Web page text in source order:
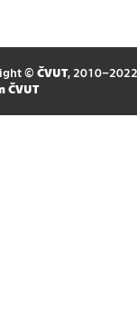
© ČVUT, 2010–2022
ČVUT